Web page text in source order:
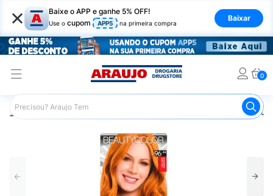
× Baixe o APP e ganhe 5% OFF!
Use o cupom APP5 na primeira compra
Baixar
0
Araujo Beleza e Cuidados